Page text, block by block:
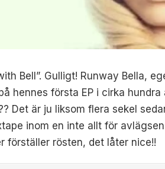
Bell”. Gulligt! Runway Bella,
hennes första EP i cirka
Det är ju liksom flera sekel
inom en inte allt för
förställer rösten, det låter nice!!